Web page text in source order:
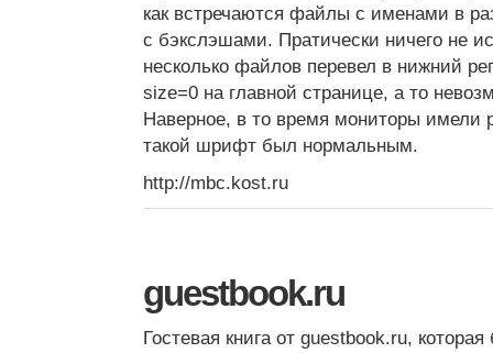
как встречаются файлы с именами в
с бэкслэшами. Пратически ничего не
несколько файлов перевел в нижний
size=0 на главной странице, а то
Наверное, в то время мониторы имели
такой шрифт был нормальным.
http://mbc.kost.ru
guestbook.ru
Гостевая книга от guestbook.ru,